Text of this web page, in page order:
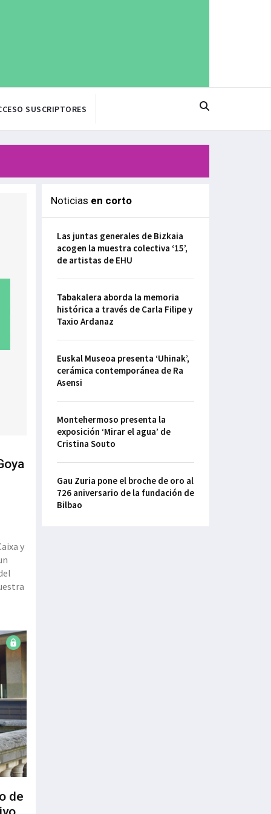
SUSCRIPTORES
y
de
Noticias en corto
Las juntas generales de Bizkaia
acogen la muestra colectiva ‘15’,
de artistas de EHU
Tabakalera aborda la memoria
histórica a través de Carla Filipe y
Taxio Ardanaz
Euskal Museoa presenta ‘Uhinak’,
cerámica contemporánea de Ra
Asensi
Montehermoso presenta la
exposición ‘Mirar el agua’ de
Cristina Souto
Gau Zuria pone el broche de oro al
726 aniversario de la fundación de
Bilbao